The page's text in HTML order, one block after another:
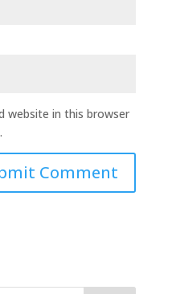
website in this browser